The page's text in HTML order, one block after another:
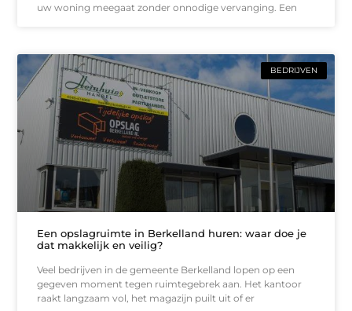
uw woning meegaat zonder onnodige vervanging. Een
BEDRIJVEN
Een opslagruimte in Berkelland huren: waar doe je
dat makkelijk en veilig?
Veel bedrijven in de gemeente Berkelland lopen op een
gegeven moment tegen ruimtegebrek aan. Het kantoor
raakt langzaam vol, het magazijn puilt uit of er